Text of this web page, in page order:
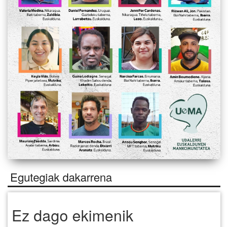
Egutegiak dakarrena
Ez dago ekimenik